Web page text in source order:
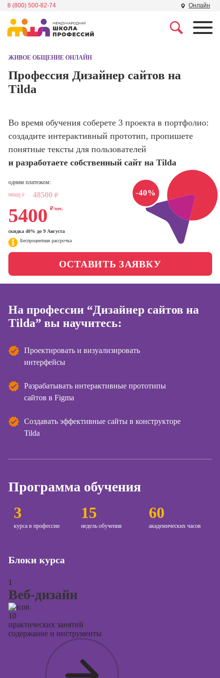
8 (800) 500-82-74 Онлайн
Школа дизайна
Школа психологии
Школа актерского
Школа бизнеса и
управления
Фотошкола
поисковой
сайтов)
Профессия
маркетолог
Профессия
Менеджер по
маркетингу в
социальных
сетях (SMM-
менеджер)
Профессия
Специалист по
Скоро
старт
контента
создания и
продвижения в
сетях
ЖИВОЕ ОБЩЕНИЕ ОНЛАЙН
Профессия Дизайнер сайтов на
Tilda
Во время обучения соберете 3 проекта в портфолио:
создадите интерактивный прототип, пропишете
понятные тексты для пользователей
и разработаете собственный сайт на Tilda
-40%
одним платежом:
80900 ₽ 48500 ₽
5400 ₽/мес.
скидка 40% до 9 Августа
Беспроцентная рассрочка
ОСТАВИТЬ ЗАЯВКУ
На профессии “Дизайнер сайтов на
Tilda” вы научитесь:
Проектировать и визуализировать
интерфейсы
Разрабатывать интерактивные прототипы
сайтов в Figma
Создавать эффективные сайты в конструкторе
Tilda
3
курса в профессии
15
недель обучения
60
академических часов
Программа обучения
Блоки курса
1
Веб-дизайн
10
практических занятий
содержание и инструменты